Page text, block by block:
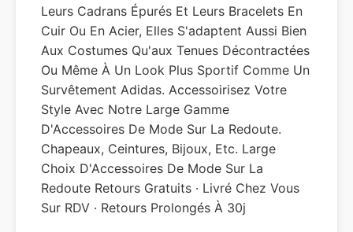
Leurs Cadrans Épurés Et Leurs Bracelets En
Cuir Ou En Acier, Elles S'adaptent Aussi Bien
Aux Costumes Qu'aux Tenues Décontractées
Ou Même À Un Look Plus Sportif Comme Un
Survêtement Adidas. Accessoirisez Votre
Style Avec Notre Large Gamme
D'Accessoires De Mode Sur La Redoute.
Chapeaux, Ceintures, Bijoux, Etc. Large
Choix D'Accessoires De Mode Sur La
Redoute Retours Gratuits · Livré Chez Vous
Sur RDV · Retours Prolongés À 30j